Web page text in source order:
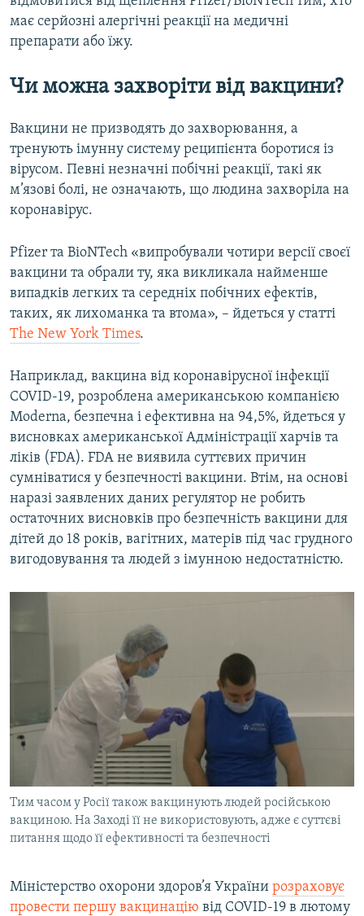
має серйозні алергічні реакції на медичні
препарати або їжу.
Чи можна захворіти від вакцини?
Вакцини не призводять до захворювання, а
тренують імунну систему реципієнта боротися із
вірусом. Певні незначні побічні реакції, такі як
м’язові болі, не означають, що людина захворіла на
коронавірус.
Pfizer та BioNTech «випробували чотири версії своєї
вакцини та обрали ту, яка викликала найменше
випадків легких та середніх побічних ефектів,
таких, як лихоманка та втома», – йдеться у статті
The New York Times.
Наприклад, вакцина від коронавірусної інфекції
COVID-19, розроблена американською компанією
Moderna, безпечна і ефективна на 94,5%, йдеться у
висновках американської Адміністрації харчів та
ліків (FDA). FDA не виявила суттєвих причин
сумніватися у безпечності вакцини. Втім, на основі
наразі заявлених даних регулятор не робить
остаточних висновків про безпечність вакцини для
дітей до 18 років, вагітних, матерів під час грудного
вигодовування та людей з імунною недостатністю.
Тим часом у Росії також вакцинують людей російською
вакциною. На Заході її не використовують, адже є суттєві
питання щодо її ефективності та безпечності
Міністерство охорони здоров’я України розраховує
провести першу вакцинацію від COVID-19 в лютому